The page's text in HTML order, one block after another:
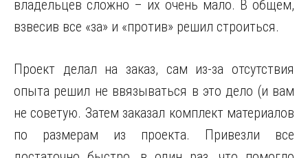
владельцев сложно – их очень мало. В общем,
взвесив все «за» и «против» решил строиться.
Проект делал на заказ, сам из-за отсутствия
опыта решил не ввязываться в это дело (и вам
не советую. Затем заказал комплект материалов
по размерам из проекта. Привезли все